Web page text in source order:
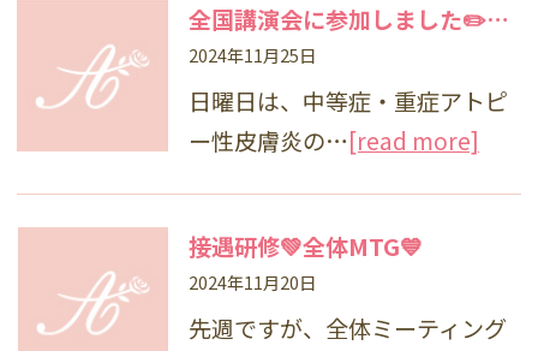
全国講演会に参加しました✏️デュピクセントアトピー性皮膚炎
2024年11月25日
日曜日は、中等症・重症アトピ
ー性皮膚炎の…[read more]
接遇研修💚全体MTG💙
2024年11月20日
先週ですが、全体ミーティング